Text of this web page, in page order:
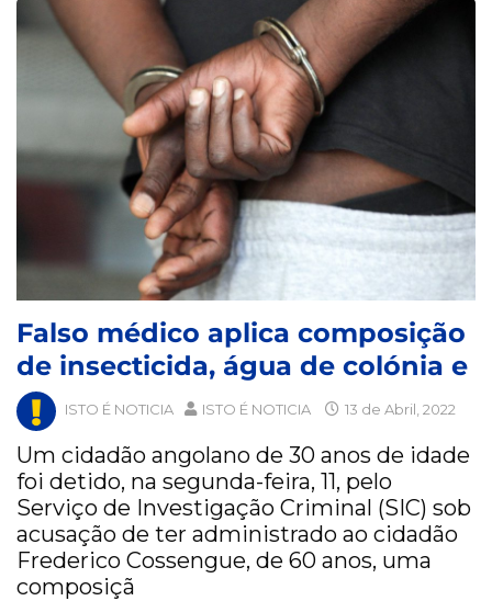
Falso médico aplica composição
de insecticida, água de colónia e
ISTO É NOTICIA ISTO É NOTICIA 13 de Abril, 2022
Um cidadão angolano de 30 anos de idade
foi detido, na segunda-feira, 11, pelo
Serviço de Investigação Criminal (SIC) sob
acusação de ter administrado ao cidadão
Frederico Cossengue, de 60 anos, uma
composiçã